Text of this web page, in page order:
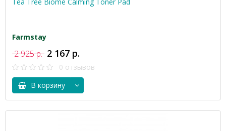
Farmstay
2 925 р. 2 167 р.
0 отзывов
В корзину